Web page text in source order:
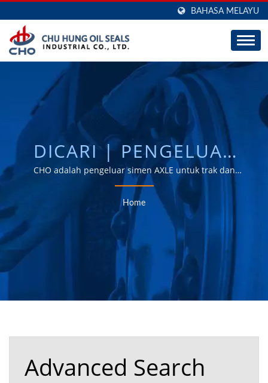
BAHASA MELAYU
DICARI | PENGELUAR
SEGEL AXLE & SEGEL
MINYAK BERKUALITI
TINGGI TAIWAN - CHO
CHO adalah pengeluar simen AXLE untuk trak dan
treler, dengan keupayaan ODM dan OEM yang hebat
selama 30 tahun.
Home
Advanced Search